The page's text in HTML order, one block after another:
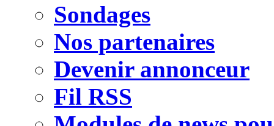
Sondages
Nos partenaires
Devenir annonceur
Fil RSS